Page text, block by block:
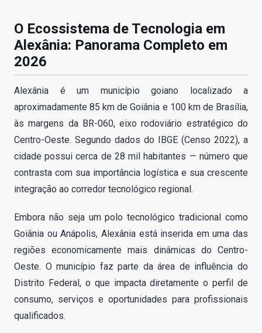
O Ecossistema de Tecnologia em
Alexânia: Panorama Completo em
2026
Alexânia é um município goiano localizado a
aproximadamente 85 km de Goiânia e 100 km de Brasília,
às margens da BR-060, eixo rodoviário estratégico do
Centro-Oeste. Segundo dados do IBGE (Censo 2022), a
cidade possui cerca de 28 mil habitantes — número que
contrasta com sua importância logística e sua crescente
integração ao corredor tecnológico regional.
Embora não seja um polo tecnológico tradicional como
Goiânia ou Anápolis, Alexânia está inserida em uma das
regiões economicamente mais dinâmicas do Centro-
Oeste. O município faz parte da área de influência do
Distrito Federal, o que impacta diretamente o perfil de
consumo, serviços e oportunidades para profissionais
qualificados.